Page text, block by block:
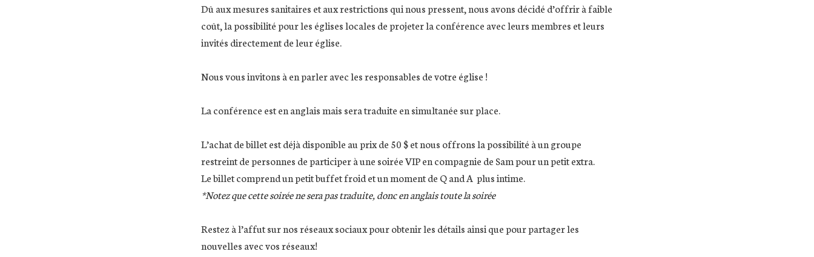
Dû aux mesures sanitaires et aux restrictions qui nous pressent, nous avons décidé d’offrir à faible
coût, la possibilité pour les églises locales de projeter la conférence avec leurs membres et leurs
invités directement de leur église.
Nous vous invitons à en parler avec les responsables de votre église !
La conférence est en anglais mais sera traduite en simultanée sur place.
L’achat de billet est déjà disponible au prix de 50 $ et nous offrons la possibilité à un groupe
restreint de personnes de participer à une soirée VIP en compagnie de Sam pour un petit extra.
Le billet comprend un petit buffet froid et un moment de Q and A plus intime.
*Notez que cette soirée ne sera pas traduite, donc en anglais toute la soirée
Restez à l’affut sur nos réseaux sociaux pour obtenir les détails ainsi que pour partager les
nouvelles avec vos réseaux!